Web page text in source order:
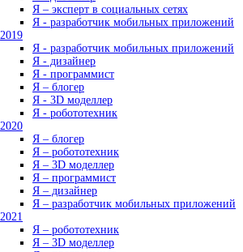
Я – эксперт в социальных сетях
Я - разработчик мобильных приложений
2019
Я - разработчик мобильных приложений
Я - дизайнер
Я - программист
Я – блогер
Я - 3D моделлер
Я - робототехник
2020
Я – блогер
Я – робототехник
Я – 3D моделлер
Я – программист
Я – дизайнер
Я – разработчик мобильных приложений
2021
Я – робототехник
Я – 3D моделлер